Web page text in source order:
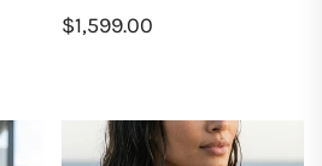
$1,599.00